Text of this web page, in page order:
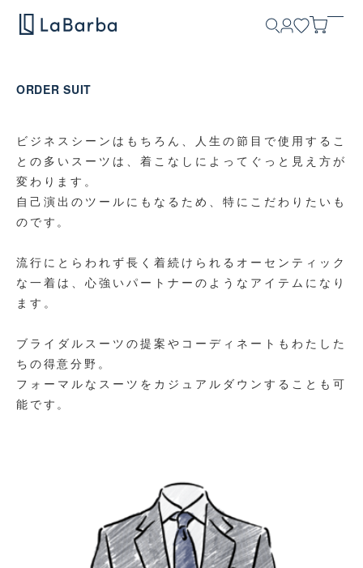
ORDER SUIT
ビジネスシーンはもちろん、人生の節目で使用するこ
との多いスーツは、着こなしによってぐっと見え方が
変わります。
自己演出のツールにもなるため、特にこだわりたいも
のです。
流行にとらわれず長く着続けられるオーセンティック
な一着は、心強いパートナーのようなアイテムになり
ます。
ブライダルスーツの提案やコーディネートもわたした
ちの得意分野。
フォーマルなスーツをカジュアルダウンすることも可
能です。